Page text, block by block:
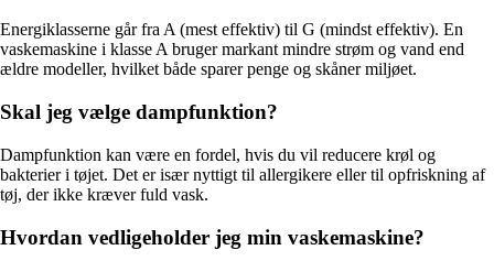
Energiklasserne går fra A (mest effektiv) til G (mindst effektiv). En
vaskemaskine i klasse A bruger markant mindre strøm og vand end
ældre modeller, hvilket både sparer penge og skåner miljøet.
Skal jeg vælge dampfunktion?
Dampfunktion kan være en fordel, hvis du vil reducere krøl og
bakterier i tøjet. Det er især nyttigt til allergikere eller til opfriskning af
tøj, der ikke kræver fuld vask.
Hvordan vedligeholder jeg min vaskemaskine?